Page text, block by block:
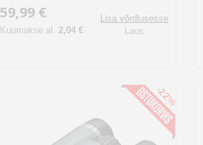
59,99 €
Kuumakse al. 2,04 €
Lisa võrdlusesse
Laos
-22%